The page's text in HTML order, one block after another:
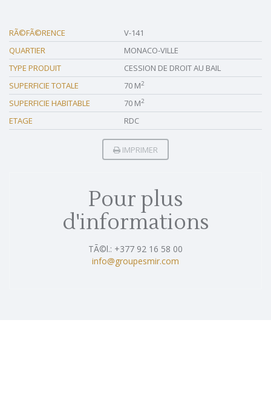
RÃ©FÃ©RENCE
V-141
QUARTIER
MONACO-VILLE
TYPE PRODUIT
CESSION DE DROIT AU BAIL
SUPERFICIE TOTALE
70 M2
SUPERFICIE HABITABLE 70 M2
ETAGE RDC
IMPRIMER
Pour plus
d'informations
TÃ©l.: +377 92 16 58 00
info@groupesmir.com